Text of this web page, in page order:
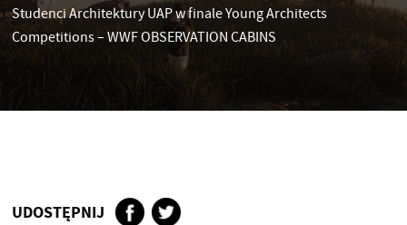
Studenci Architektury UAP w finale Young Architects
Competitions – WWF OBSERVATION CABINS
UDOSTĘPNIJ